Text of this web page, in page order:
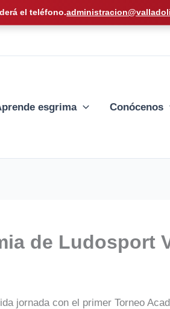
el teléfono.
esgrima Conócenos
de Ludosport
jornada con el primer Torneo